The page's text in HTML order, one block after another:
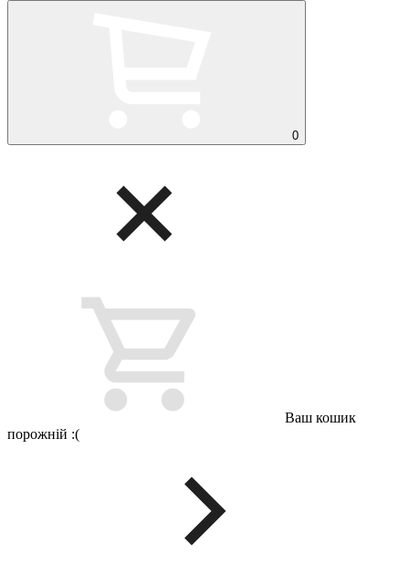
0
Ваш кошик
порожній :(